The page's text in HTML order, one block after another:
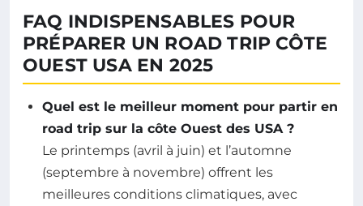
FAQ INDISPENSABLES POUR
PRÉPARER UN ROAD TRIP CÔTE
OUEST USA EN 2025
Quel est le meilleur moment pour partir en
road trip sur la côte Ouest des USA ?
Le printemps (avril à juin) et l’automne
(septembre à novembre) offrent les
meilleures conditions climatiques, avec